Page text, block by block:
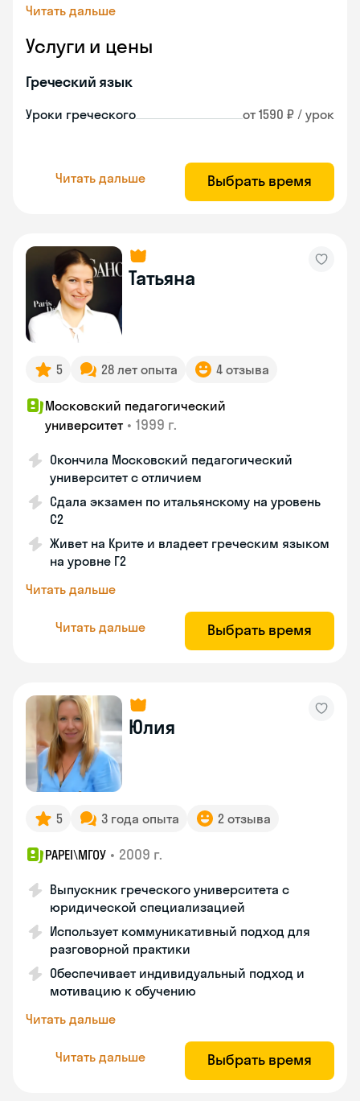
Читать дальше
Услуги и цены
Греческий язык
Уроки греческого от 1590 ₽ / урок
Читать дальше Выбрать время
Татьяна
5 28 лет опыта 4 отзыва
Московский педагогический
университет • 1999 г.
Окончила Московский педагогический
университет с отличием
Сдала экзамен по итальянскому на уровень
С2
Живет на Крите и владеет греческим языком
на уровне Г2
Читать дальше
Читать дальше Выбрать время
Юлия
5 3 года опыта 2 отзыва
PAPEI\MГОУ • 2009 г.
Выпускник греческого университета с
юридической специализацией
Использует коммуникативный подход для
разговорной практики
Обеспечивает индивидуальный подход и
мотивацию к обучению
Читать дальше
Читать дальше Выбрать время